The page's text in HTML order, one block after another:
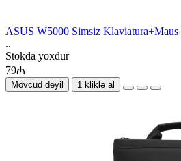
ASUS W5000 Simsiz
..
Stokda yoxdur
79₼
Mövcud deyil 1 kliklə al